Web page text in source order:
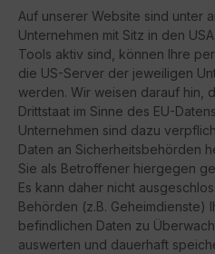
Auf unserer Website sind unter
Unternehmen mit Sitz in den
Tools aktiv sind, können Ihre
die US-Server der jeweiligen
werden. Wir weisen darauf hin,
Drittstaat im Sinne des EU-
Unternehmen sind dazu
Daten an Sicherheitsbehörden
Sie als Betroffener hiergegen
Es kann daher nicht
Behörden (z.B. Geheimdienste)
befindlichen Daten zu
auswerten und dauerhaft